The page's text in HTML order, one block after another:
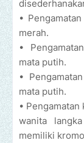
•
merah.
•
mata putih.
•
mata putih.
•
wanita
memiliki